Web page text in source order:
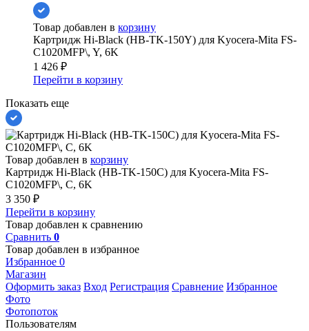
Товар добавлен в корзину
Картридж Hi-Black (HB-TK-150Y) для Kyocera-Mita FS-
C1020MFP\, Y, 6K
1 426 ₽
Перейти в корзину
Показать еще
Товар добавлен в корзину
Картридж Hi-Black (HB-TK-150C) для Kyocera-Mita FS-
C1020MFP\, C, 6K
3 350 ₽
Перейти в корзину
Товар добавлен к сравнению
Сравнить 0
Товар добавлен в избранное
Избранное 0
Магазин
Оформить заказ Вход Регистрация Сравнение Избранное
Фото
Фотопоток
Пользователям